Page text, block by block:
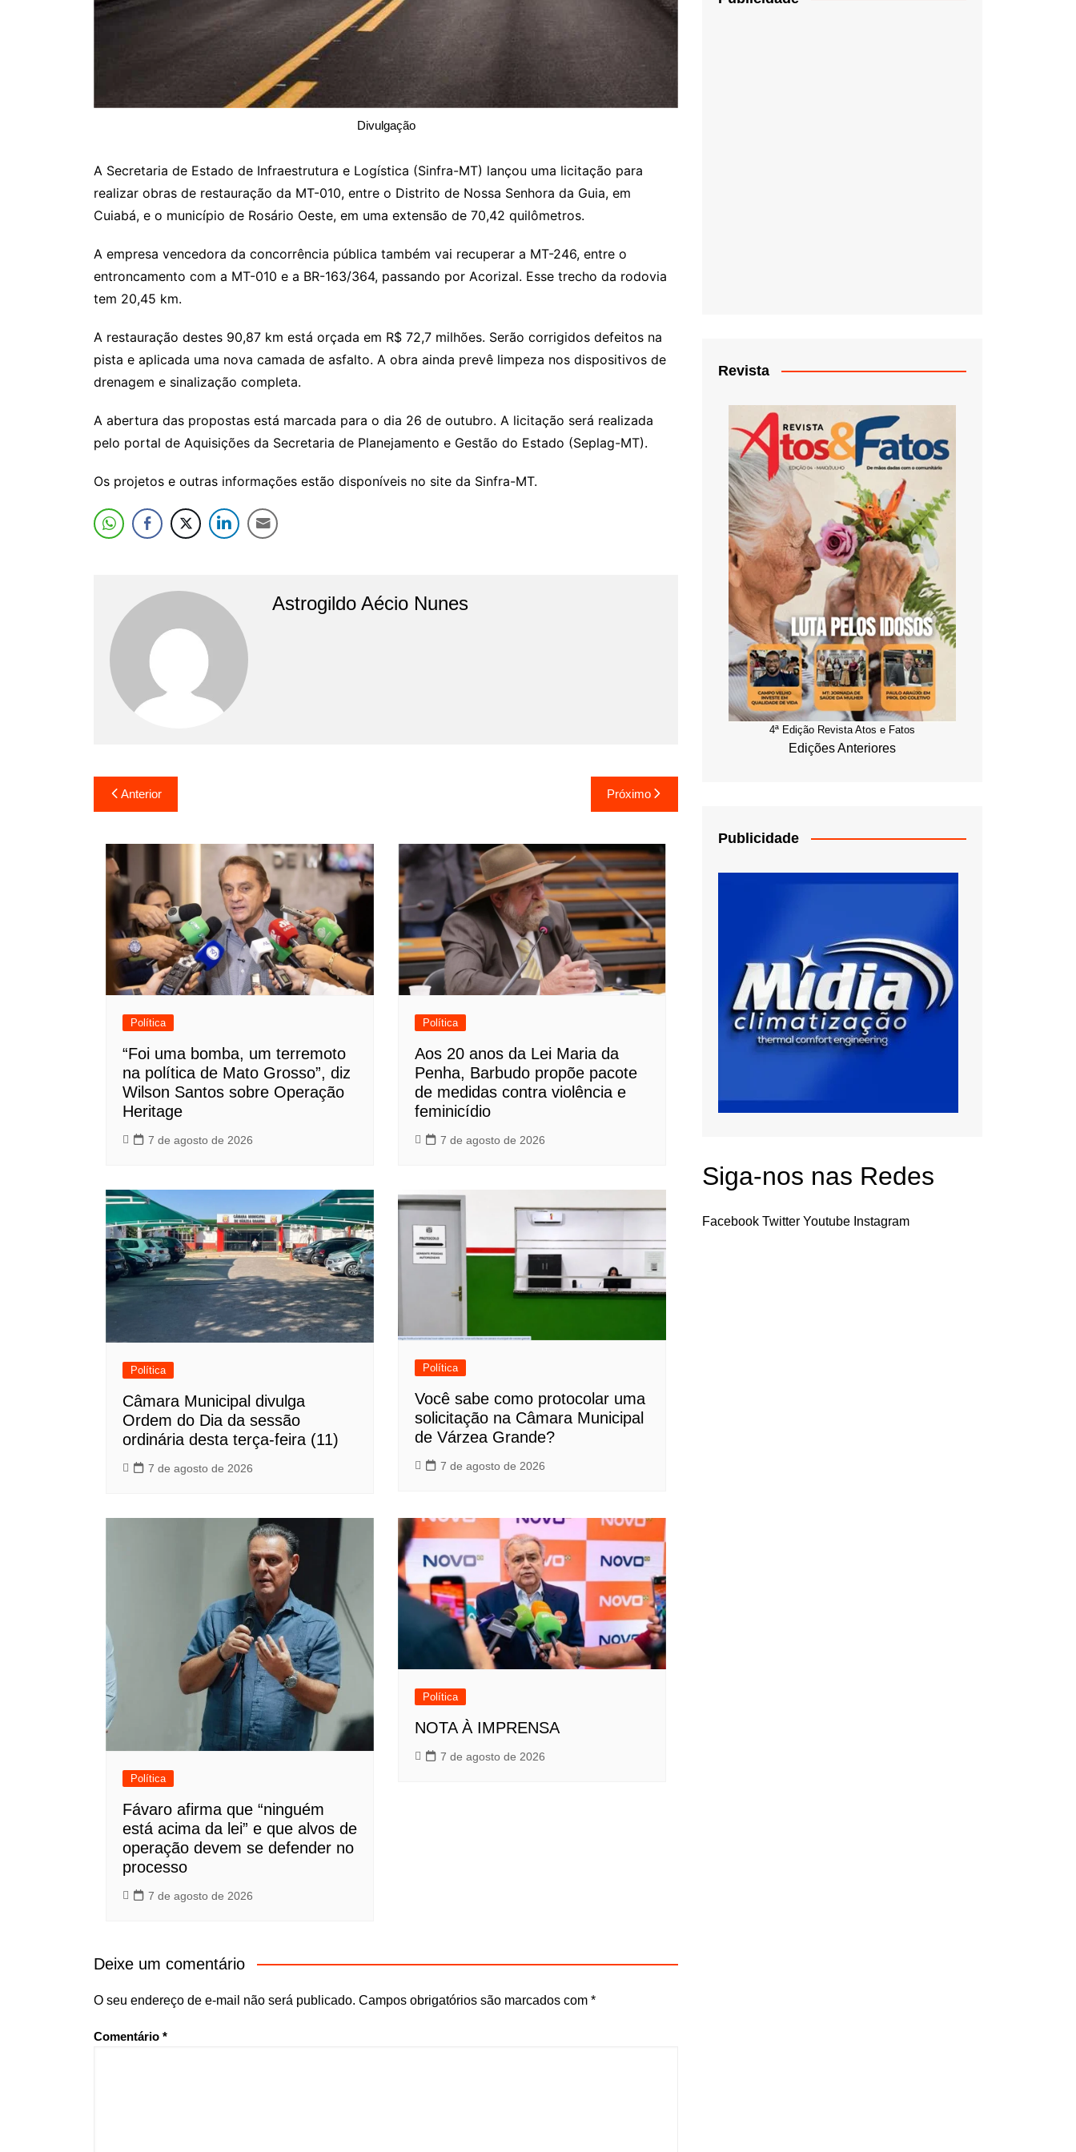
Divulgação
A Secretaria de Estado de Infraestrutura e Logística (Sinfra-MT) lançou uma licitação para
realizar obras de restauração da MT-010, entre o Distrito de Nossa Senhora da Guia, em
Cuiabá, e o município de Rosário Oeste, em uma extensão de 70,42 quilômetros.
A empresa vencedora da concorrência pública também vai recuperar a MT-246, entre o
entroncamento com a MT-010 e a BR-163/364, passando por Acorizal. Esse trecho da rodovia
tem 20,45 km.
A restauração destes 90,87 km está orçada em R$ 72,7 milhões. Serão corrigidos defeitos na
pista e aplicada uma nova camada de asfalto. A obra ainda prevê limpeza nos dispositivos de
drenagem e sinalização completa.
A abertura das propostas está marcada para o dia 26 de outubro. A licitação será realizada
pelo portal de Aquisições da Secretaria de Planejamento e Gestão do Estado (Seplag-MT).
Os projetos e outras informações estão disponíveis no site da Sinfra-MT.
Astrogildo Aécio Nunes
Navegação
de
Post
Anterior Próximo
Política
“Foi uma bomba, um terremoto
na política de Mato Grosso”, diz
Wilson Santos sobre Operação
Heritage
7 de agosto de 2026
Política
Aos 20 anos da Lei Maria da
Penha, Barbudo propõe pacote
de medidas contra violência e
feminicídio
7 de agosto de 2026
Política
Câmara Municipal divulga
Ordem do Dia da sessão
ordinária desta terça-feira (11)
7 de agosto de 2026
Política
Você sabe como protocolar uma
solicitação na Câmara Municipal
de Várzea Grande?
7 de agosto de 2026
Política
Fávaro afirma que “ninguém
está acima da lei” e que alvos de
operação devem se defender no
processo
7 de agosto de 2026
Política
NOTA À IMPRENSA
7 de agosto de 2026
Deixe um comentário
O seu endereço de e-mail não será publicado. Campos obrigatórios são marcados com *
Comentário *
Revista
4ª Edição Revista Atos e Fatos
Edições Anteriores
Publicidade
Siga-nos nas Redes
Facebook Twitter Youtube Instagram